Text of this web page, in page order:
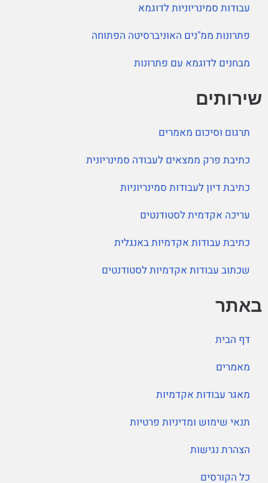
עבודות סמינריוניות לדוגמא
פתרונות ממ"נים האוניברסיטה הפתוחה
מבחנים לדוגמא עם פתרונות
שירותים
תרגום וסיכום מאמרים
כתיבת פרק ממצאים לעבודה סמינריונית
כתיבת דיון לעבודות סמינריוניות
עריכה אקדמית לסטודנטים
כתיבת עבודות אקדמיות באנגלית
שכתוב עבודות אקדמיות לסטודנטים
באתר
דף הבית
מאמרים
מאגר עבודות אקדמיות
תנאי שימוש ומדיניות פרטיות
הצהרת נגישות
כל הקורסים